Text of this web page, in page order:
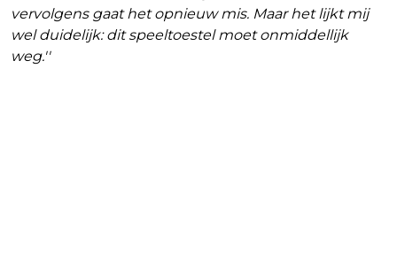
vervolgens gaat het opnieuw mis. Maar het lijkt mij
wel duidelijk: dit speeltoestel moet onmiddellijk
weg.''